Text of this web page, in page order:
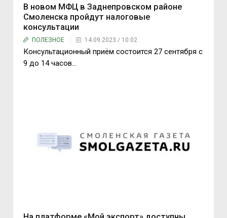
В новом МФЦ в Заднепровском районе
Смоленска пройдут налоговые
консультации
ПОЛЕЗНОЕ 14.09.2023 / 10:02
Консультационный приём состоится 27 сентября с
9 до 14 часов…